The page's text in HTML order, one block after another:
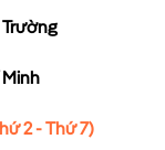
2 - Thứ 7)